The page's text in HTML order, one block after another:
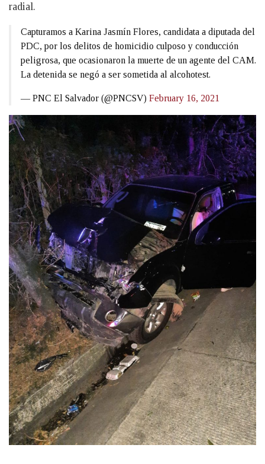
radial.
Capturamos a Karina Jasmín Flores, candidata a diputada del
PDC, por los delitos de homicidio culposo y conducción
peligrosa, que ocasionaron la muerte de un agente del CAM.
La detenida se negó a ser sometida al alcohotest.
— PNC El Salvador (@PNCSV) February 16, 2021